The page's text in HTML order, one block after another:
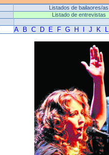
Listados de bailaores/as
Listado de entrevistas
A B C D E F G H J K L